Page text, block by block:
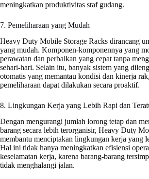
meningkatkan produktivitas staf gudang.
7. Pemeliharaan yang Mudah
Heavy Duty Mobile Storage Racks dirancang
yang mudah. Komponen-komponennya yang
perawatan dan perbaikan yang cepat tanpa
sehari-hari. Selain itu, banyak sistem yang
otomatis yang memantau kondisi dan kinerja
pemeliharaan dapat dilakukan secara proaktif.
8. Lingkungan Kerja yang Lebih Rapi dan
Dengan mengurangi jumlah lorong tetap dan
barang secara lebih terorganisir, Heavy Duty
membantu menciptakan lingkungan kerja yang
Hal ini tidak hanya meningkatkan efisiensi
keselamatan kerja, karena barang-barang
tidak menghalangi jalan.